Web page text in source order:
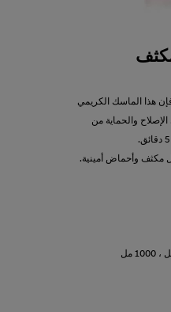
هذا الماسك الكريمي
والحماية من
مكثف وأحماض أمينية.